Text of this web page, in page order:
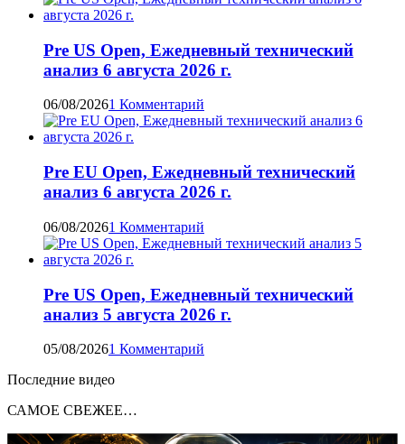
Pre US Open, Ежедневный технический
анализ 6 августа 2026 г.
06/08/20261 Комментарий
Pre EU Open, Ежедневный технический
анализ 6 августа 2026 г.
06/08/20261 Комментарий
Pre US Open, Ежедневный технический
анализ 5 августа 2026 г.
05/08/20261 Комментарий
Последние видео
САМОЕ СВЕЖЕЕ…